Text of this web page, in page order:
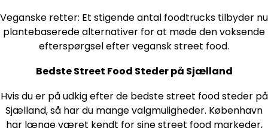
Veganske retter: Et stigende antal foodtrucks tilbyder nu
plantebaserede alternativer for at møde den voksende
efterspørgsel efter vegansk street food.
Bedste Street Food Steder på Sjælland
Hvis du er på udkig efter de bedste street food steder på
Sjælland, så har du mange valgmuligheder. København
har længe været kendt for sine street food markeder,